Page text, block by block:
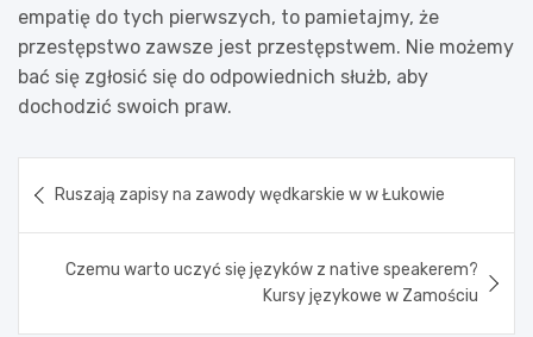
empatię do tych pierwszych, to pamietajmy, że
przestępstwo zawsze jest przestępstwem. Nie możemy
bać się zgłosić się do odpowiednich służb, aby
dochodzić swoich praw.
wpisu
Ruszają zapisy na zawody wędkarskie w w Łukowie
Czemu warto uczyć się języków z native speakerem?
Kursy językowe w Zamościu